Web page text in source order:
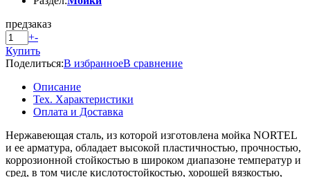
предзаказ
+-
Купить
Поделиться:В избранноеВ сравнение
Описание
Тех. Характеристики
Оплата и Доставка
Нержавеющая сталь, из которой изготовлена мойка NORTEL
и ее арматура, обладает высокой пластичностью, прочностью,
коррозионной стойкостью в широком диапазоне температур и
сред, в том числе кислотостойкостью, хорошей вязкостью,